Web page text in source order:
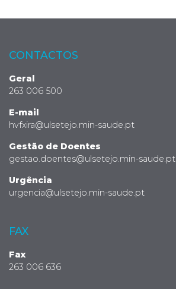
CONTACTOS
Geral
263 006 500
E-mail
hvfxira@ulsetejo.min-saude.pt
Gestão de Doentes
gestao.doentes@ulsetejo.min-saude.pt
Urgência
urgencia@ulsetejo.min-saude.pt
FAX
Fax
263 006 636